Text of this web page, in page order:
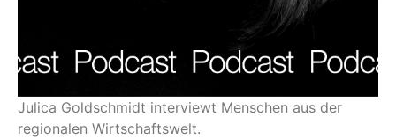
Julica Goldschmidt interviewt Menschen aus der
regionalen Wirtschaftswelt.